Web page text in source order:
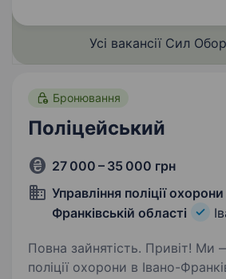
Усі вакансії Сил
Бронювання
Поліцейський
27 000 – 35 000 грн
Управління поліції
Франківській області
Повна зайнятість. Привіт! Ми — Управління
поліції охорони в Івано-